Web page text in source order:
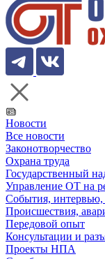
Новости
Все новости
Законотворчество
Охрана труда
Государственный
Управление ОТ на
События,
Происшествия,
Передовой опыт
Консультации и
Проекты НПА